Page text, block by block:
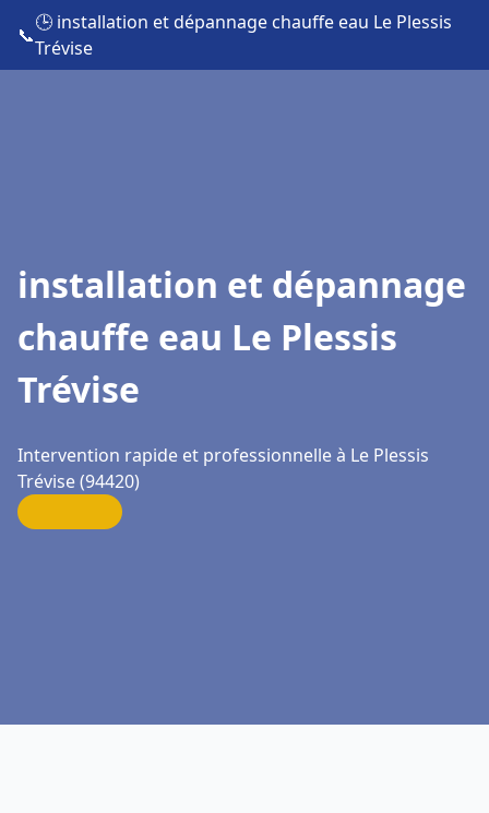
📞
🕒 installation et dépannage chauffe eau Le Plessis
Trévise
installation et dépannage
chauffe eau Le Plessis
Trévise
Intervention rapide et professionnelle à Le Plessis
Trévise (94420)